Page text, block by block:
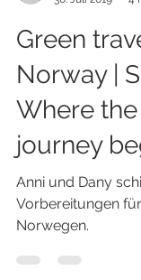
Anni und Dany
Green
Norway |
Where the
journey
Anni und Dany
Vorbereitungen